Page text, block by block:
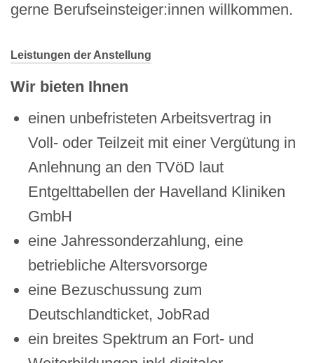
gerne Berufseinsteiger:innen willkommen.
Leistungen der Anstellung
Wir bieten Ihnen
einen unbefristeten Arbeitsvertrag in
Voll- oder Teilzeit mit einer Vergütung in
Anlehnung an den TVöD laut
Entgelttabellen der Havelland Kliniken
GmbH
eine Jahressonderzahlung, eine
betriebliche Altersvorsorge
eine Bezuschussung zum
Deutschlandticket, JobRad
ein breites Spektrum an Fort- und